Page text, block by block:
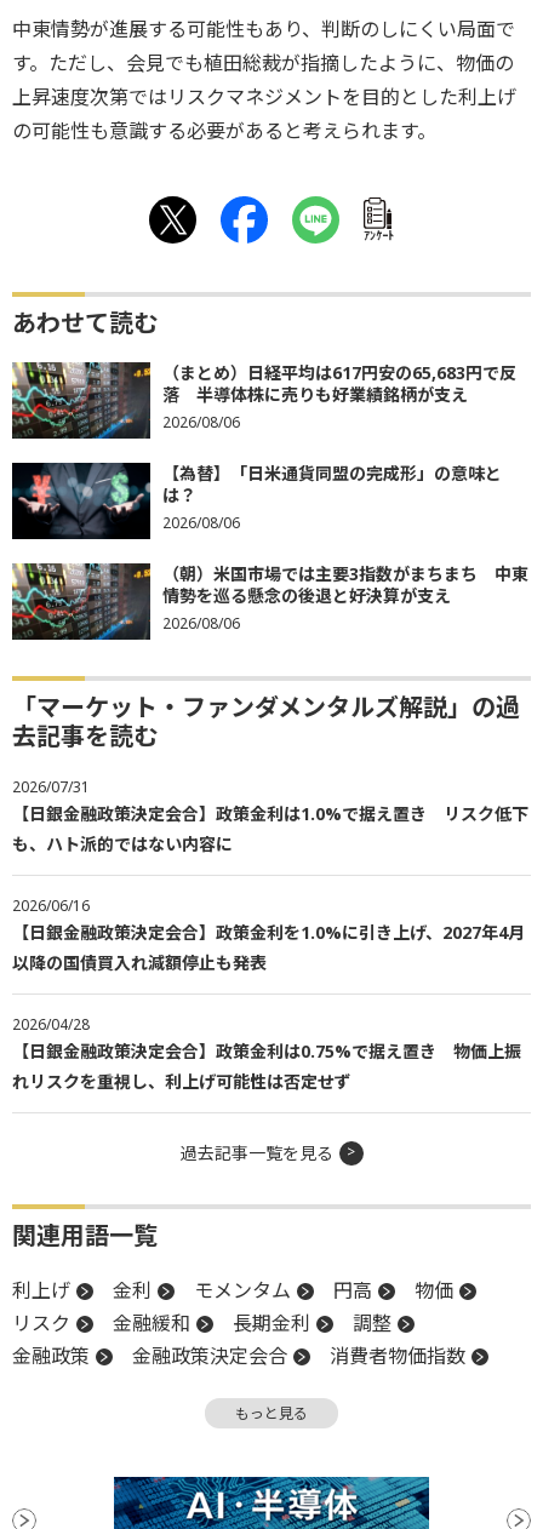
中東情勢が進展する可能性もあり、判断のしにくい局面で
す。ただし、会見でも植田総裁が指摘したように、物価の
上昇速度次第ではリスクマネジメントを目的とした利上げ
の可能性も意識する必要があると考えられます。
ｱﾝｹｰﾄ
あわせて読む
（まとめ）日経平均は617円安の65,683円で反
落 半導体株に売りも好業績銘柄が支え
2026/08/06
【為替】「日米通貨同盟の完成形」の意味と
は？
2026/08/06
（朝）米国市場では主要3指数がまちまち 中東
情勢を巡る懸念の後退と好決算が支え
2026/08/06
「マーケット・ファンダメンタルズ解説」の過
去記事を読む
2026/07/31
【日銀金融政策決定会合】政策金利は1.0%で据え置き リスク低下
も、ハト派的ではない内容に
2026/06/16
【日銀金融政策決定会合】政策金利を1.0%に引き上げ、2027年4月
以降の国債買入れ減額停止も発表
2026/04/28
【日銀金融政策決定会合】政策金利は0.75%で据え置き 物価上振
れリスクを重視し、利上げ可能性は否定せず
過去記事一覧を見る
関連用語一覧
利上げ 金利 モメンタム 円高
物価
リスク
金融緩和 長期金利
調整
金融政策
金融政策決定会合
消費者物価指数
もっと見る